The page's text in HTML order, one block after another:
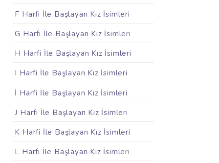
F Harfi İle Başlayan Kız İsimleri
G Harfi İle Başlayan Kız İsimleri
H Harfi İle Başlayan Kız İsimleri
I Harfi İle Başlayan Kız İsimleri
İ Harfi İle Başlayan Kız İsimleri
J Harfi İle Başlayan Kız İsimleri
K Harfi İle Başlayan Kız İsimleri
L Harfi İle Başlayan Kız İsimleri